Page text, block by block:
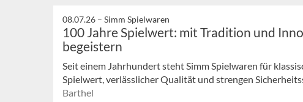
08.07.26 – Simm Spielwaren
100 Jahre Spielwert: mit Tradition und
begeistern
Seit einem Jahrhundert steht Simm Spielwaren für
Spielwert, verlässlicher Qualität und strengen
Barthel